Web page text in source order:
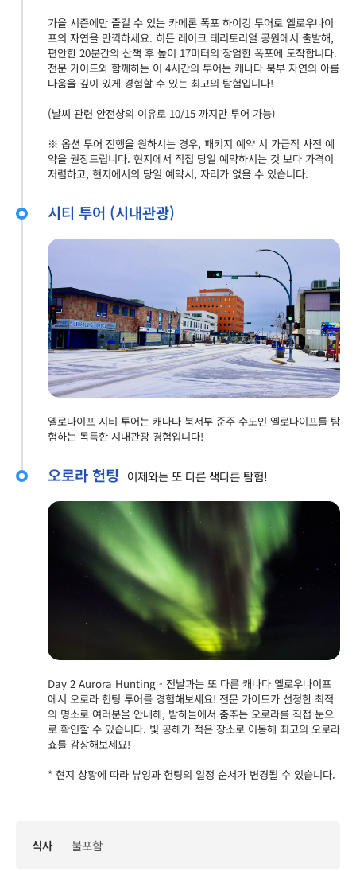
가을 시즌에만 즐길 수 있는 카메론 폭포 하이킹 투어로 옐로우나이
프의 자연을 만끽하세요. 히든 레이크 테리토리얼 공원에서 출발해,
편안한 20분간의 산책 후 높이 17미터의 장엄한 폭포에 도착합니다.
전문 가이드와 함께하는 이 4시간의 투어는 캐나다 북부 자연의 아름
다움을 깊이 있게 경험할 수 있는 최고의 탐험입니다!
(날씨 관련 안전상의 이유로 10/15 까지만 투어 가능)
※ 옵션 투어 진행을 원하시는 경우, 패키지 예약 시 가급적 사전 예
약을 권장드립니다. 현지에서 직접 당일 예약하시는 것 보다 가격이
저렴하고, 현지에서의 당일 예약시, 자리가 없을 수 있습니다.
시티 투어 (시내관광)
옐로나이프 시티 투어는 캐나다 북서부 준주 수도인 옐로나이프를 탐
험하는 독특한 시내관광 경험입니다!
오로라 헌팅 어제와는 또 다른 색다른 탐험!
Day 2 Aurora Hunting - 전날과는 또 다른 캐나다 옐로우나이프
에서 오로라 헌팅 투어를 경험해보세요! 전문 가이드가 선정한 최적
의 명소로 여러분을 안내해, 밤하늘에서 춤추는 오로라를 직접 눈으
로 확인할 수 있습니다. 빛 공해가 적은 장소로 이동해 최고의 오로라
쇼를 감상해보세요!
* 현지 상황에 따라 뷰잉과 헌팅의 일정 순서가 변경될 수 있습니다.
식사 불포함